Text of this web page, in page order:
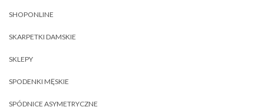
SHOPONLINE
SKARPETKI DAMSKIE
SKLEPY
SPODENKI MĘSKIE
SPÓDNICE ASYMETRYCZNE